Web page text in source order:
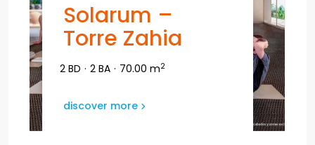
Solarum –
Torre Zahia
2 BD · 2 BA · 70.00 m2
discover more